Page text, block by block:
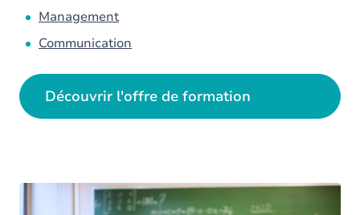
Management
Communication
sciencesPo
Découvrir l'offre de formation